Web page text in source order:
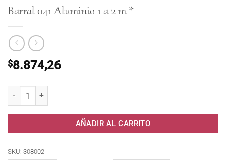
Barral 041 Aluminio 1 a 2 m *
$8.874,26
AÑADIR AL CARRITO
SKU: 308002